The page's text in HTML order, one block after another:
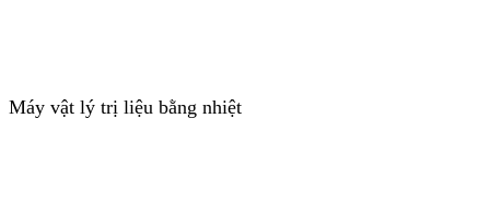
Máy vật lý trị liệu bằng nhiệt